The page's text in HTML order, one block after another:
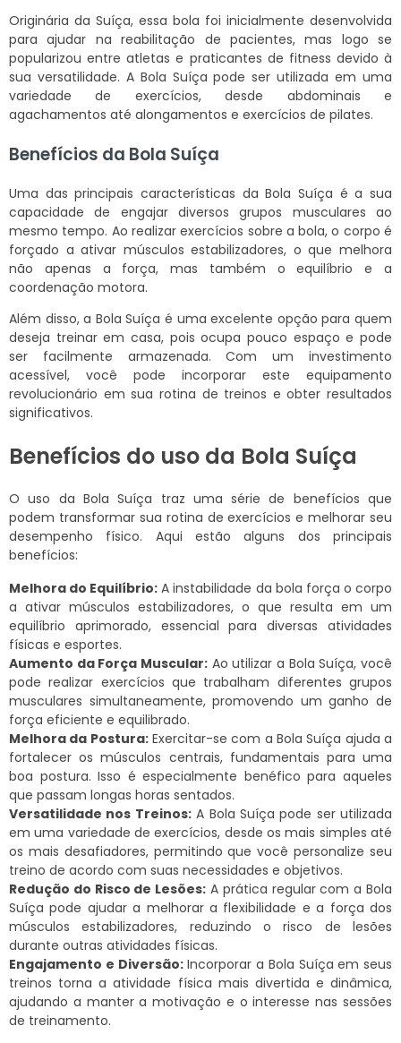
Originária da Suíça, essa bola foi inicialmente desenvolvida
para ajudar na reabilitação de pacientes, mas logo se
popularizou entre atletas e praticantes de fitness devido à
sua versatilidade. A Bola Suíça pode ser utilizada em uma
variedade de exercícios, desde abdominais e
agachamentos até alongamentos e exercícios de pilates.
Benefícios da Bola Suíça
Uma das principais características da Bola Suíça é a sua
capacidade de engajar diversos grupos musculares ao
mesmo tempo. Ao realizar exercícios sobre a bola, o corpo é
forçado a ativar músculos estabilizadores, o que melhora
não apenas a força, mas também o equilíbrio e a
coordenação motora.
Além disso, a Bola Suíça é uma excelente opção para quem
deseja treinar em casa, pois ocupa pouco espaço e pode
ser facilmente armazenada. Com um investimento
acessível, você pode incorporar este equipamento
revolucionário em sua rotina de treinos e obter resultados
significativos.
Benefícios do uso da Bola Suíça
O uso da Bola Suíça traz uma série de benefícios que
podem transformar sua rotina de exercícios e melhorar seu
desempenho físico. Aqui estão alguns dos principais
benefícios:
Melhora do Equilíbrio: A instabilidade da bola força o corpo
a ativar músculos estabilizadores, o que resulta em um
equilíbrio aprimorado, essencial para diversas atividades
físicas e esportes.
Aumento da Força Muscular: Ao utilizar a Bola Suíça, você
pode realizar exercícios que trabalham diferentes grupos
musculares simultaneamente, promovendo um ganho de
força eficiente e equilibrado.
Melhora da Postura:Exercitar-se com a Bola Suíça ajuda a
fortalecer os músculos centrais, fundamentais para uma
boa postura. Isso é especialmente benéfico para aqueles
que passam longas horas sentados.
Versatilidade nos Treinos:A Bola Suíça pode ser utilizada
em uma variedade de exercícios, desde os mais simples até
os mais desafiadores, permitindo que você personalize seu
treino de acordo com suas necessidades e objetivos.
Redução do Risco de Lesões: A prática regular com a Bola
Suíça pode ajudar a melhorar a flexibilidade e a força dos
músculos estabilizadores, reduzindo o risco de lesões
durante outras atividades físicas.
Engajamento e Diversão:Incorporar a Bola Suíça em seus
treinos torna a atividade física mais divertida e dinâmica,
ajudando a manter a motivação e o interesse nas sessões
de treinamento.